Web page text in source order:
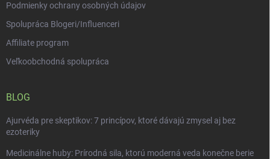
Podmienky ochrany osobných údajov
Spolupráca Blogeri/Influenceri
Affiliate program
Veľkoobchodná spolupráca
BLOG
Ajurvéda pre skeptikov: 7 princípov, ktoré dávajú zmysel aj bez
ezoteriky
Medicinálne huby: Prírodná sila, ktorú moderná veda konečne berie